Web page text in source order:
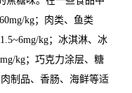
kg；肉类、鱼类
kg；冰淇淋、冰
kg；巧克力涂层、糖
制品、香肠、海鲜等适